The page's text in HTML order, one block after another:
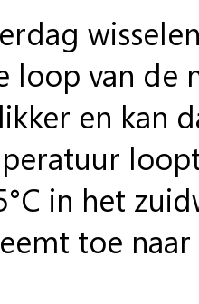
loop van
en kan
in het
toe